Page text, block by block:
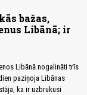
bažas,
Libānā; ir
Libānā nogalināti trīs
paziņoja Libānas
ka ir uzbrukusi